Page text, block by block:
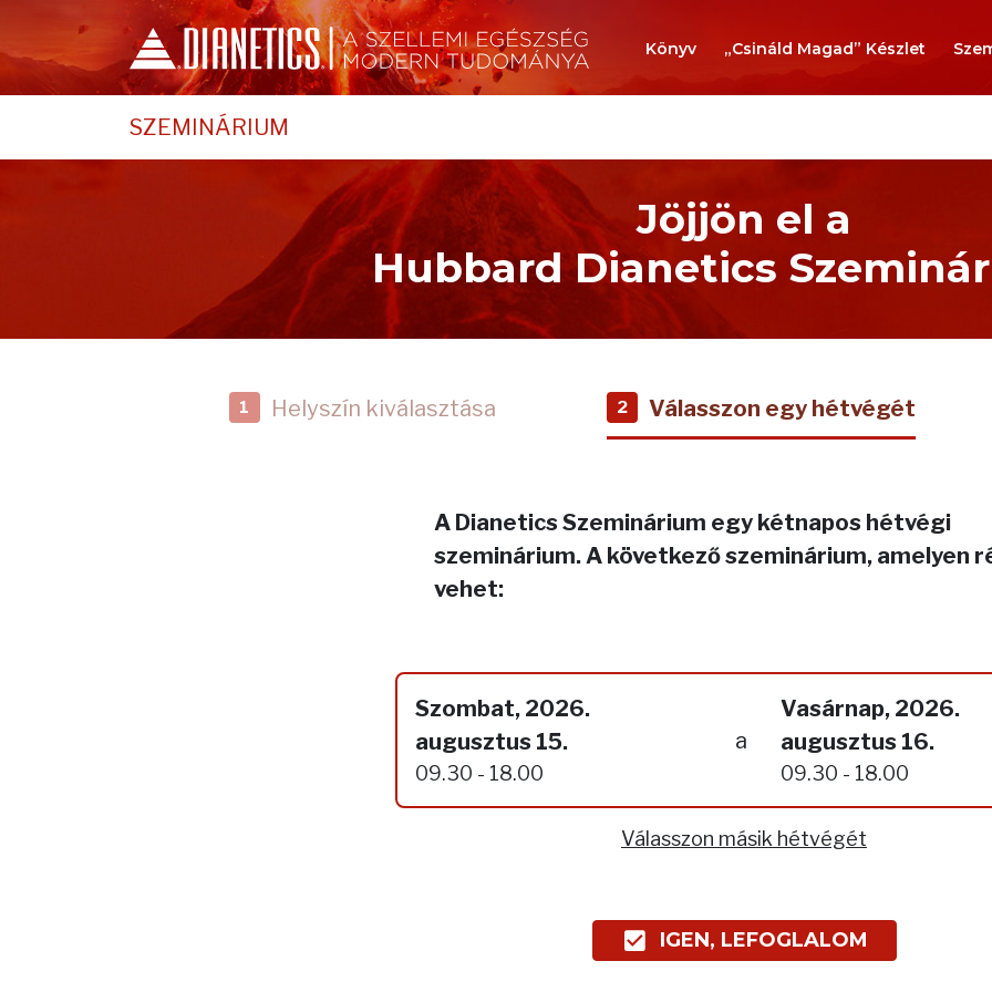
Könyv „Csináld Magad” Készlet
SZEMINÁRIUM
Jöjjön el a
Hubbard Dianetics
1 Helyszín kiválasztása 2 Válasszon egy hétvégét
A Dianetics Szeminárium egy kétnapos hétvégi
szeminárium. A következő szeminárium, amelyen
vehet:
Szombat, 2026.
augusztus 15.
09.30 - 18.00
a
Vasárnap, 2026.
augusztus 16.
09.30 - 18.00
Válasszon másik hétvégét
IGEN, LEFOGLALOM